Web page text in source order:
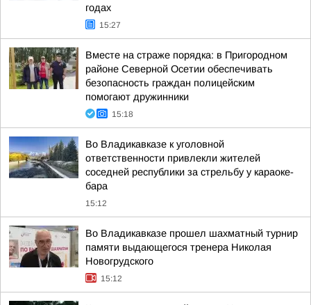
годах
15:27
Вместе на страже порядка: в Пригородном
районе Северной Осетии обеспечивать
безопасность граждан полицейским
помогают дружинники
15:18
Во Владикавказе к уголовной
ответственности привлекли жителей
соседней республики за стрельбу у караоке-
бара
15:12
Во Владикавказе прошел шахматный турнир
памяти выдающегося тренера Николая
Новогрудского
15:12